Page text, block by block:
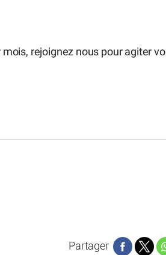
rejoignez nous pour agiter
Partager